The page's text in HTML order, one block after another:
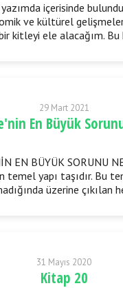
içerisinde
ve kültürel
kitleyi ele alacağım.
29 Mart 2021
En Büyük
EN BÜYÜK SORUNU
temel yapı taşıdır. Bu
üzerine çıkılan
31 Mayıs 2020
Kitap 20